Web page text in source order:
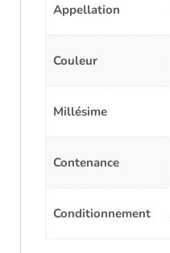
Appellation
Couleur
Millésime
Contenance
Conditionnement